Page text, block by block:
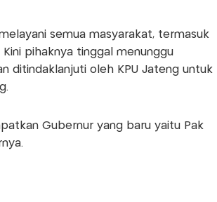
semua masyarakat, termasuk
pihaknya tinggal menunggu
ditindaklanjuti oleh KPU Jateng untuk
Gubernur yang baru yaitu Pak